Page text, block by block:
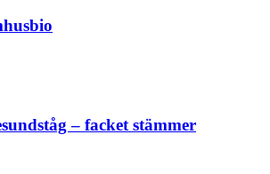
– facket stämmer